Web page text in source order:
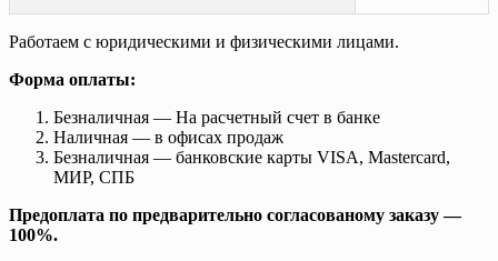
Работаем с юридическими и физическими лицами.
Форма оплаты:
Безналичная — На расчетный счет в банке
Наличная — в офисах продаж
Безналичная — банковские карты VISA, Mastercard,
МИР, СПБ
Предоплата по предварительно согласованому заказу —
100%.